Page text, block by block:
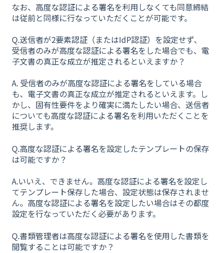
なお、高度な認証による署名を利用しなくても同意締結
は従前と同様に行なっていただくことが可能です。
Q.送信者が2要素認証（またはIdP認証）を設定せず、
受信者のみが高度な認証による署名をした場合でも、電
子文書の真正な成立が推定されるといえますか？
A. 受信者のみが高度な認証による署名をしている場合
も、電子文書の真正な成立が推定されるといえます。し
かし、固有性要件をより確実に満たしたい場合、送信者
についても高度な認証による署名を利用いただくことを
推奨します。
Q.高度な認証による署名を設定したテンプレートの保存
は可能ですか？
A.いいえ、できません。高度な認証による署名を設定し
てテンプレート保存した場合、設定状態は保存されませ
ん。高度な認証による署名を設定したい場合はその都度
設定を行なっていただく必要があります。
Q.書類管理者は高度な認証による署名を使用した書類を
閲覧することは可能ですか？